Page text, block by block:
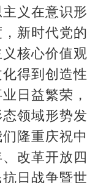
义在意识形
新时代党的
核心价值观
得到创造性
日益繁荣，
领域形势发
隆重庆祝中
改革开放四
日战争暨世